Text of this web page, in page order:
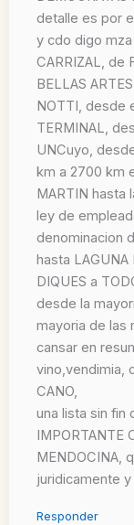
detalle es por
y cdo digo
CARRIZAL, de
BELLAS
NOTTI, desde
TERMINAL,
UNCuyo,
km a 2700 km
MARTIN hasta
ley de
denominacion
hasta LAGUNA
DIQUES a
desde la
mayoria de las
cansar en
vino,vendimia,
CANO,
una lista sin fin
IMPORTANTE
MENDOCINA,
juridicamente
Responder